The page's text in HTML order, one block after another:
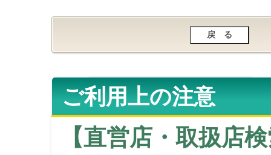
ご利用上の注意
【直営店・取扱店